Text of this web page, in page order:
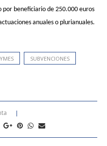
por beneficiario de 250.000 euros
anuales o plurianuales.
SUBVENCIONES